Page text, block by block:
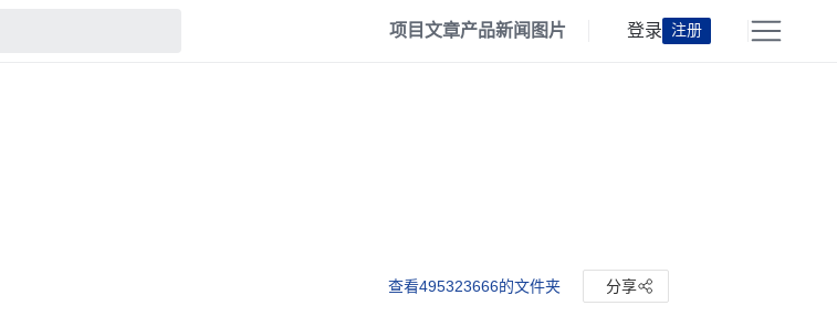
项目文章产品新闻 图片 登录 注册
查看495323666的文件夹 分享